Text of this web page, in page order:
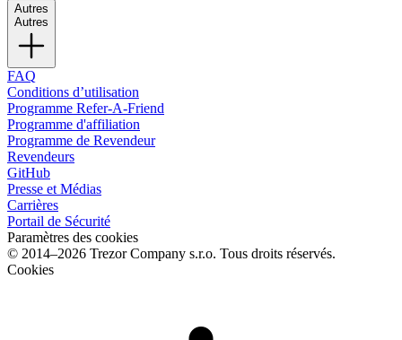
Autres
Autres
FAQ
Conditions d’utilisation
Programme Refer-A-Friend
Programme d'affiliation
Programme de Revendeur
Revendeurs
GitHub
Presse et Médias
Carrières
Portail de Sécurité
Paramètres des cookies
© 2014–2026 Trezor Company s.r.o. Tous droits réservés.
Cookies